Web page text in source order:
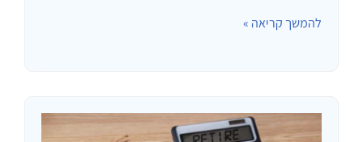
הרכישה מיליון וחצי שקלים אזי הם ישלמו לקבלן…
להמשך קריאה »